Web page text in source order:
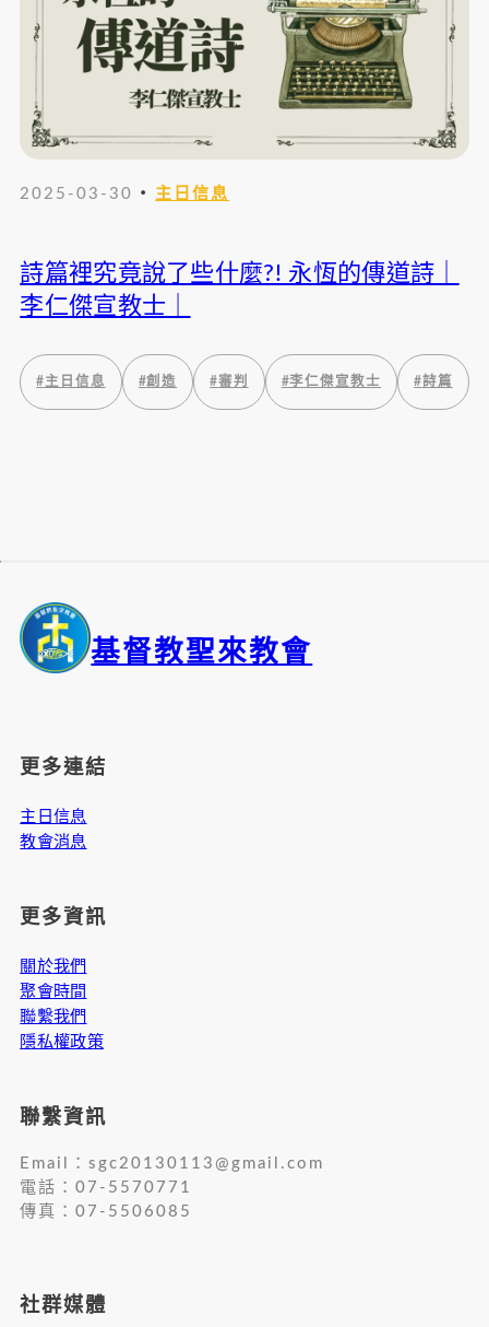
2025-03-30 ・主日信息
詩篇裡究竟說了些什麼?! 永恆的傳道詩｜
李仁傑宣教士｜
#主日信息 #創造 #審判 #李仁傑宣教士 #詩篇
基督教聖來教會
更多連結
主日信息
教會消息
更多資訊
關於我們
聚會時間
聯繫我們
隱私權政策
聯繫資訊
Email：sgc20130113@gmail.com
電話：07-5570771
傳真：07-5506085
社群媒體